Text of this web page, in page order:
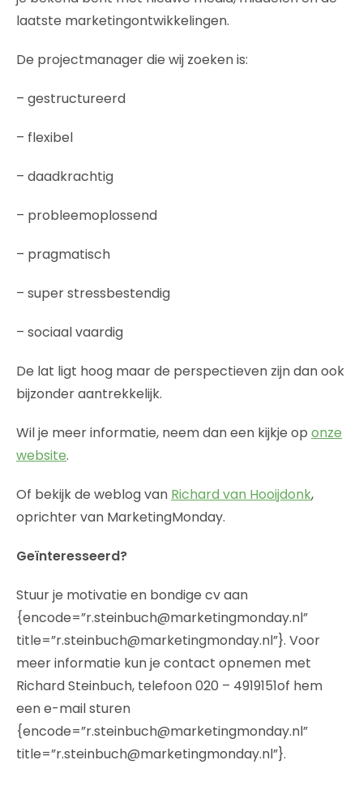
laatste marketingontwikkelingen.
De projectmanager die wij zoeken is:
– gestructureerd
– flexibel
– daadkrachtig
– probleemoplossend
– pragmatisch
– super stressbestendig
– sociaal vaardig
De lat ligt hoog maar de perspectieven zijn dan ook
bijzonder aantrekkelijk.
Wil je meer informatie, neem dan een kijkje op onze
website.
Of bekijk de weblog van Richard van Hooijdonk,
oprichter van MarketingMonday.
Geïnteresseerd?
Stuur je motivatie en bondige cv aan
{encode=”r.steinbuch@marketingmonday.nl”
title=”r.steinbuch@marketingmonday.nl”}. Voor
meer informatie kun je contact opnemen met
Richard Steinbuch, telefoon 020 – 4919151of hem
een e-mail sturen
{encode=”r.steinbuch@marketingmonday.nl”
title=”r.steinbuch@marketingmonday.nl”}.